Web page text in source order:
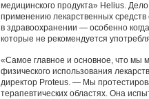
медицинского продукта» Helius.
применению лекарственных
в здравоохранении — особенно
которые не рекомендуется
«Самое главное и основное, что мы
физического использования
директор Proteus. — Мы
терапевтических областях. Она